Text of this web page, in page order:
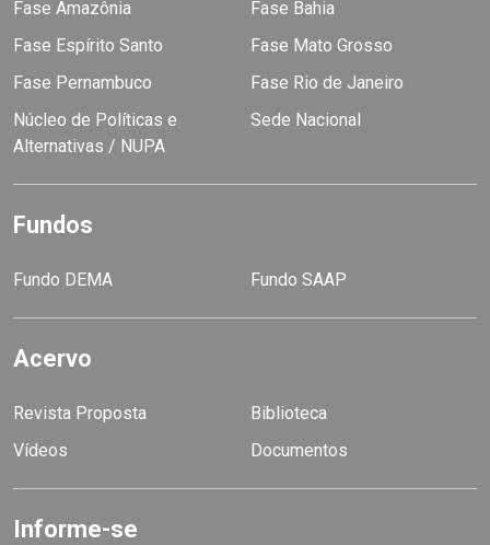
Fase Amazônia
Fase Bahia
Fase Espírito Santo
Fase Mato Grosso
Fase Pernambuco
Fase Rio de Janeiro
Núcleo de Políticas e
Alternativas / NUPA
Sede Nacional
Fundos
Fundo DEMA Fundo SAAP
Acervo
Revista Proposta
Biblioteca
Vídeos
Documentos
Informe-se